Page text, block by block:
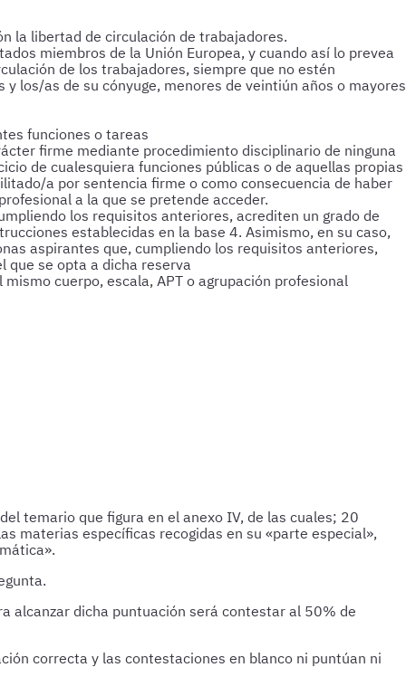
la libertad de circulación de trabajadores.
miembros de la Unión Europea, y cuando así lo prevea
de los trabajadores, siempre que no estén
los/as de su cónyuge, menores de veintiún años o mayores
funciones o tareas
firme mediante procedimiento disciplinario de ninguna
de cualesquiera funciones públicas o de aquellas propias
a por sentencia firme o como consecuencia de haber
a la que se pretende acceder.
los requisitos anteriores, acrediten un grado de
establecidas en la base 4. Asimismo, en su caso,
aspirantes que, cumpliendo los requisitos anteriores,
que se opta a dicha reserva
cuerpo, escala, APT o agrupación profesional
temario que figura en el anexo IV, de las cuales; 20
materias específicas recogidas en su «parte especial»,
alcanzar dicha puntuación será contestar al 50% de
correcta y las contestaciones en blanco ni puntúan ni